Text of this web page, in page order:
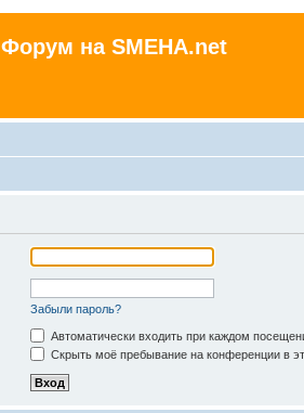
Форум на SMEHA.net
Забыли пароль?
Автоматически входить при каждом
Скрыть моё пребывание на конференции в